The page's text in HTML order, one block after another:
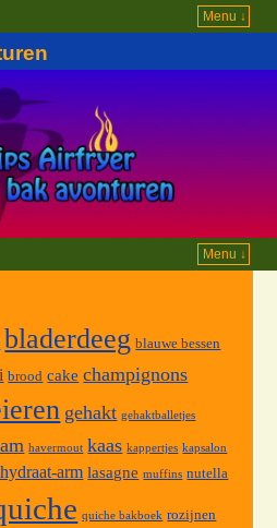
Menu ↓
Menu ↓
bladerdeeg blauwe bessen
brood cake champignons
gehakt gehaktballetjes
havermout kaas kappertjes kapsalon
arm lasagne muffins nutella
quiche bakboek rozijnen